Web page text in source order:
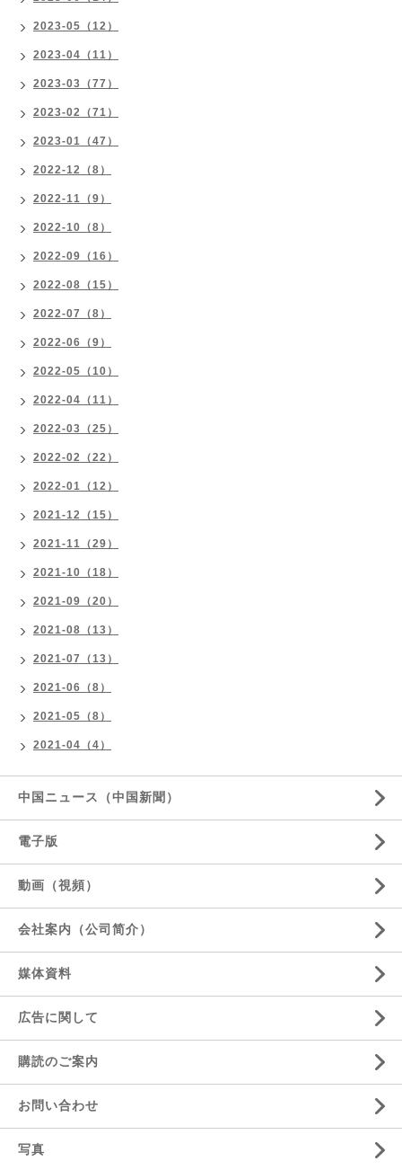
2023-05（12）
2023-04（11）
2023-03（77）
2023-02（71）
2023-01（47）
2022-12（8）
2022-11（9）
2022-10（8）
2022-09（16）
2022-08（15）
2022-07（8）
2022-06（9）
2022-05（10）
2022-04（11）
2022-03（25）
2022-02（22）
2022-01（12）
2021-12（15）
2021-11（29）
2021-10（18）
2021-09（20）
2021-08（13）
2021-07（13）
2021-06（8）
2021-05（8）
2021-04（4）
中国ニュース（中国新聞）
電子版
動画（視頻）
会社案内（公司简介）
媒体資料
広告に関して
購読のご案内
お問い合わせ
写真